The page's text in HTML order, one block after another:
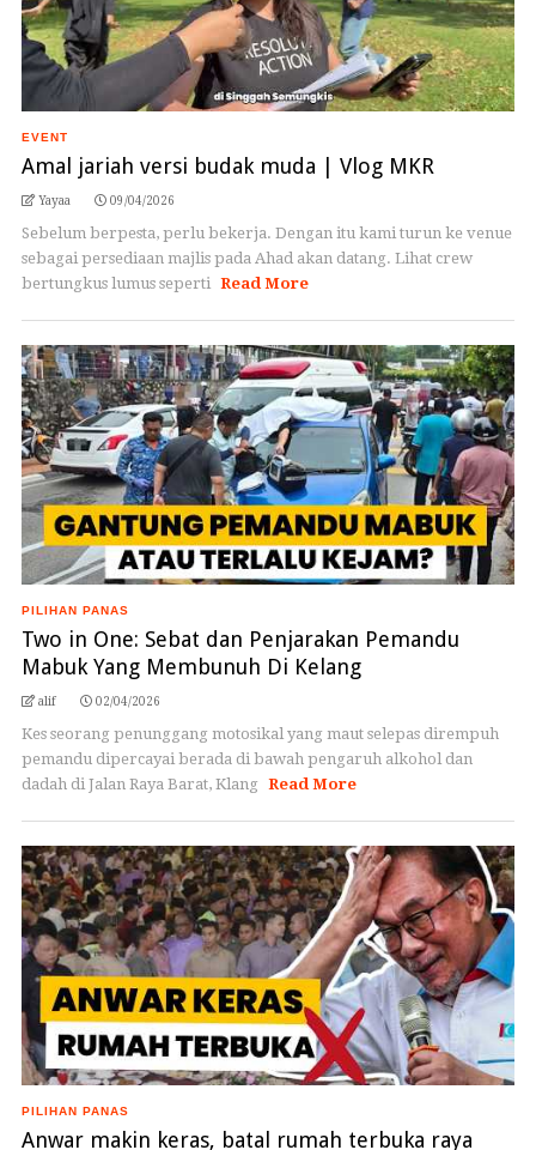
EVENT
Amal jariah versi budak muda | Vlog MKR
Yayaa 09/04/2026
Sebelum berpesta, perlu bekerja. Dengan itu kami turun ke venue
sebagai persediaan majlis pada Ahad akan datang. Lihat crew
bertungkus lumus seperti Read More
PILIHAN PANAS
Two in One: Sebat dan Penjarakan Pemandu
Mabuk Yang Membunuh Di Kelang
alif 02/04/2026
Kes seorang penunggang motosikal yang maut selepas dirempuh
pemandu dipercayai berada di bawah pengaruh alkohol dan
dadah di Jalan Raya Barat, Klang Read More
PILIHAN PANAS
Anwar makin keras, batal rumah terbuka raya